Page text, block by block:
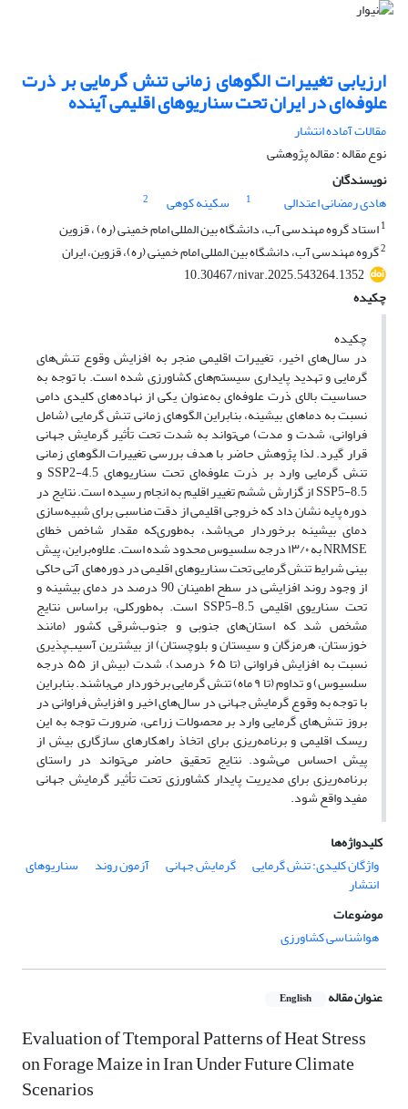
ارزیابی تغییرات الگوهای زمانی تنش گرمایی بر ذرت
علوفه‌ای در ایران تحت سناریوهای اقلیمی آینده
مقالات آماده انتشار
نوع مقاله : مقاله پژوهشی
نویسندگان
هادی رمضانی اعتدالی
1 سکینه کوهی
2
1استاد گروه مهندسی آب، دانشگاه بین المللی امام خمینی (ره) ، قزوین
2گروه مهندسی آب، دانشگاه بین المللی امام خمینی (ره)، قزوین، ایران
10.30467/nivar.2025.543264.1352
چکیده
چکیده
در سال‌های اخیر، تغییرات اقلیمی منجر به افزایش وقوع تنش‌های
گرمایی و تهدید پایداری سیستم‌های کشاورزی شده است. با توجه به
حساسیت بالای ذرت علوفه‌ای به‌عنوان یکی از نهاده‌های کلیدی دامی
نسبت به دماهای بیشینه، بنابراین الگوهای زمانی تنش گرمایی (شامل
فراوانی، شدت و مدت) می‌تواند به شدت تحت تأثیر گرمایش جهانی
قرار گیرد. لذا پژوهش حاضر با هدف بررسی تغییرات الگوهای زمانی
تنش گرمایی وارد بر ذرت علوفه‌ای تحت سناریوهای SSP2-4.5 و
SSP5-8.5 از گزارش ششم تغییر اقلیم به انجام رسیده است. نتایج در
دوره پایه نشان داد که خروجی اقلیمی از دقت مناسبی برای شبیه‌سازی
دمای بیشینه برخوردار می‌باشد، به‌طوری‌که مقدار شاخص خطای
NRMSE به ۱۳/۰ درجه سلسیوس محدود شده است. علاوه‌براین، پیش
بینی شرایط تنش گرمایی تحت سناریوهای اقلیمی در دوره‌های آتی حاکی
از وجود روند افزایشی در سطح اطمینان 90 درصد در دمای بیشینه و
تحت سناریوی اقلیمی SSP5-8.5 است. به‌طورکلی، براساس نتایج
مشخص شد که استان‌های جنوبی و جنوب‌شرقی کشور (مانند
خوزستان، هرمزگان و سیستان و بلوچستان) از بیشترین آسیب‌پذیری
نسبت به افزایش فراوانی (تا ۶۵ درصد)، شدت (بیش از ۵۵ درجه
سلسیوس) و تداوم (تا ۹ ماه) تنش گرمایی برخوردار می‌باشند. بنابراین
با توجه به وقوع گرمایش جهانی در سال‌های اخیر و افزایش فراوانی در
بروز تنش‌های گرمایی وارد بر محصولات زراعی، ضرورت توجه به این
ریسک اقلیمی و برنامه‌ریزی برای اتخاذ راهکارهای سازگاری بیش از
پیش احساس می‌شود. نتایج تحقیق حاضر می‌تواند در راستای
برنامه‌ریزی برای مدیریت پایدار کشاورزی تحت تأثیر گرمایش جهانی
مفید واقع شود.
کلیدواژه‌ها
واژگان کلیدی: تنش گرمایی
گرمایش جهانی آزمون روند سناریوهای
انتشار
موضوعات
هواشناسی کشاورزی
عنوان مقاله English
Evaluation of Ttemporal Patterns of Heat Stress
on Forage Maize in Iran Under Future Climate
Scenarios